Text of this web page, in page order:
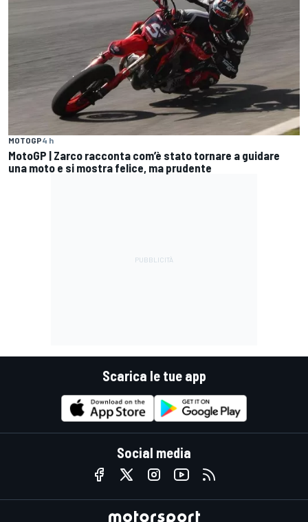
MOTOGP4 h
MotoGP | Zarco racconta com’è stato tornare a guidare
una moto e si mostra felice, ma prudente
Scarica le tue app
Social media